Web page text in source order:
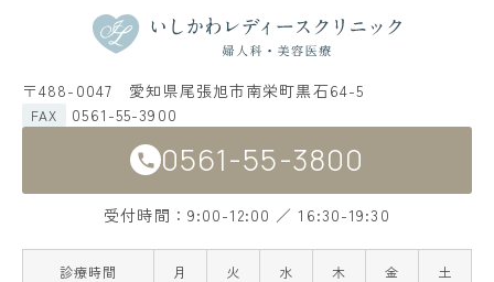
〒488-0047 愛知県尾張旭市南栄町黒石64-5
FAX 0561-55-3900
受付時間：9:00-12:00 ／ 16:30-19:30
0561-55-3800
診療時間 月 火 水 木 金 土